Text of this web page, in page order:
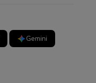
Gemini